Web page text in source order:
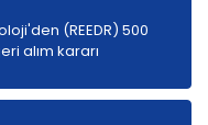
(REEDR) 500
alım kararı